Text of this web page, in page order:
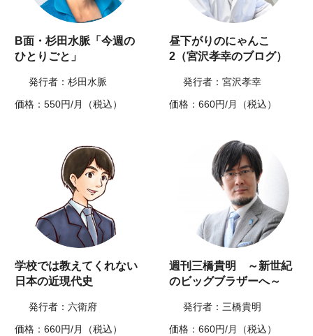
B面・杉田水脈「今週の
ひとりごと」
発行者：杉田水脈
価格：550円/月（税込）
昼下がりのにゃんこ
2（宮沢孝幸のブログ）
発行者：宮沢孝幸
価格：660円/月（税込）
学校では教えてくれない
日本の近現代史
発行者：六衛府
価格：660円/月（税込）
週刊三橋貴明 ～新世紀
のビッグブラザーへ～
発行者：三橋貴明
価格：660円/月（税込）